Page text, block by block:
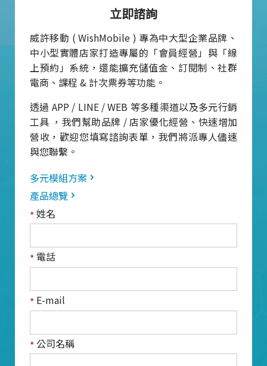
立即諮詢
威許移動 ( WishMobile ) 專為中大型企業品牌、
中小型實體店家打造專屬的「會員經營」與「線
上預約」系統，還能擴充儲值金、訂閱制、社群
電商、課程 & 計次票券等功能。
透過 APP / LINE / WEB 等多種渠道以及多元行銷
工具 ，我們幫助品牌 / 店家優化經營、快速增加
營收，歡迎您填寫諮詢表單，我們將派專人儘速
與您聯繫。
多元模組方案
產品總覽
*姓名
* 電話
* E-mail
* 公司名稱